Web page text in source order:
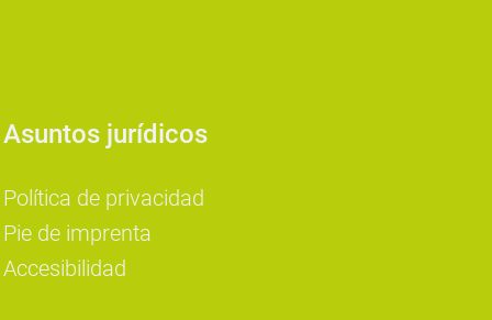
Asuntos jurídicos
Política de privacidad
Pie de imprenta
Accesibilidad